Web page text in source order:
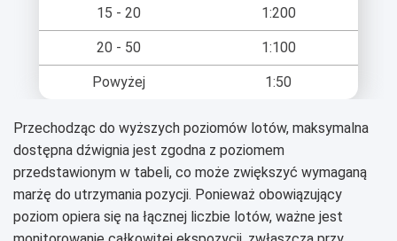
15 - 20 1:200
20 - 50 1:100
Powyżej 1:50
Przechodząc do wyższych poziomów lotów, maksymalna
dostępna dźwignia jest zgodna z poziomem
przedstawionym w tabeli, co może zwiększyć wymaganą
marżę do utrzymania pozycji. Ponieważ obowiązujący
poziom opiera się na łącznej liczbie lotów, ważne jest